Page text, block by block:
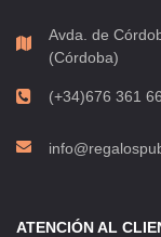
Avda. de
(Córdoba)
(+34)676 361
ATENCIÓN AL